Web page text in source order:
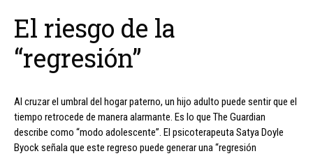
El riesgo de la
“regresión”
Al cruzar el umbral del hogar paterno, un hijo adulto puede sentir que el
tiempo retrocede de manera alarmante. Es lo que The Guardian
describe como “modo adolescente”. El psicoterapeuta Satya Doyle
Byock señala que este regreso puede generar una “regresión